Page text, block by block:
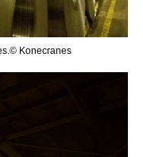
Konecranes